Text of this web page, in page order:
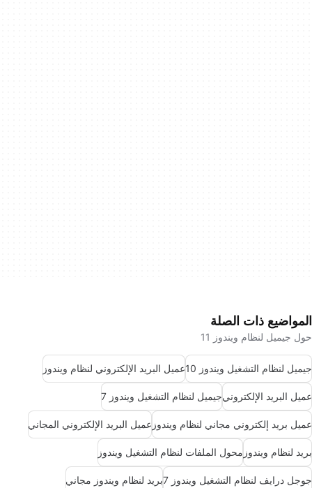
المواضيع ذات الصلة
حول جيميل لنظام ويندوز 11
جيميل لنظام التشغيل ويندوز 10 عميل البريد الإلكتروني لنظام ويندوز
عميل البريد الإلكترونيجيميل لنظام التشغيل ويندوز 7
عميل بريد إلكتروني مجاني لنظام ويندوز عميل البريد الإلكتروني المجاني
بريد لنظام ويندوز محول الملفات لنظام التشغيل ويندوز
جوجل درايف لنظام التشغيل ويندوز 7 بريد لنظام ويندوز مجاني